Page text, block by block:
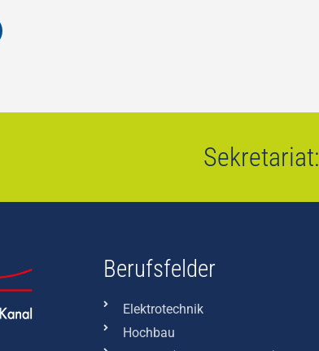
Sekretariat:
Berufsfelder
Elektrotechnik
Hochbau